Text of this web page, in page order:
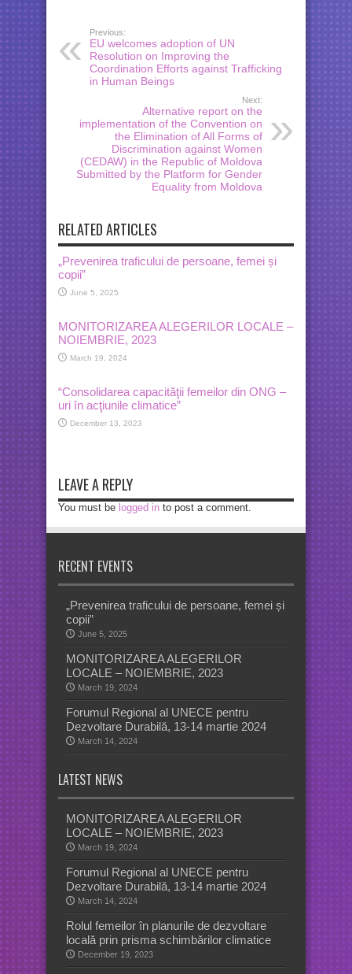
Previous:
EU welcomes adoption of UN
Resolution on Improving the
Coordination Efforts against Trafficking
in Human Beings
Next:
Alternative report on the
implementation of the Convention on
the Elimination of All Forms of
Discrimination against Women
(CEDAW) in the Republic of Moldova
Submitted by the Platform for Gender
Equality from Moldova
RELATED ARTICLES
„Prevenirea traficului de persoane, femei și
copii”
June 5, 2025
MONITORIZAREA ALEGERILOR LOCALE –
NOIEMBRIE, 2023
March 19, 2024
“Consolidarea capacităţii femeilor din ONG –
uri în acţiunile climatice”
December 13, 2023
LEAVE A REPLY
You must be logged in to post a comment.
RECENT EVENTS
„Prevenirea traficului de persoane, femei și
copii”
June 5, 2025
MONITORIZAREA ALEGERILOR
LOCALE – NOIEMBRIE, 2023
March 19, 2024
Forumul Regional al UNECE pentru
Dezvoltare Durabilă, 13-14 martie 2024
March 14, 2024
LATEST NEWS
MONITORIZAREA ALEGERILOR
LOCALE – NOIEMBRIE, 2023
March 19, 2024
Forumul Regional al UNECE pentru
Dezvoltare Durabilă, 13-14 martie 2024
March 14, 2024
Rolul femeilor în planurile de dezvoltare
locală prin prisma schimbărilor climatice
December 19, 2023